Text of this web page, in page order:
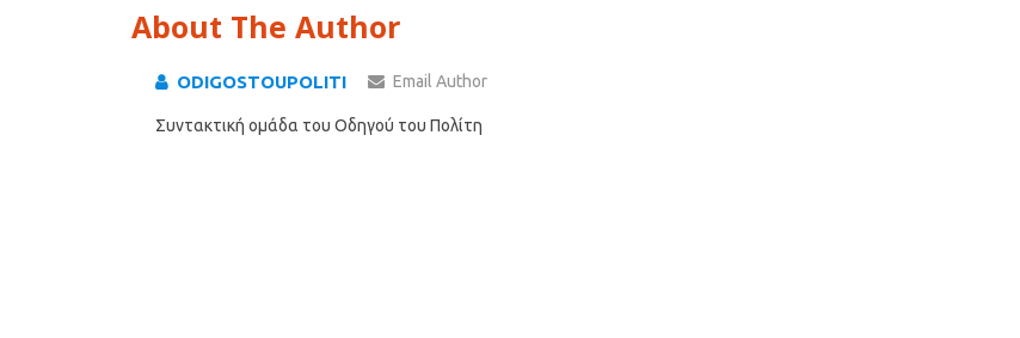
About The Author
ODIGOSTOUPOLITI Email Author
Συντακτική ομάδα του Οδηγού του Πολίτη